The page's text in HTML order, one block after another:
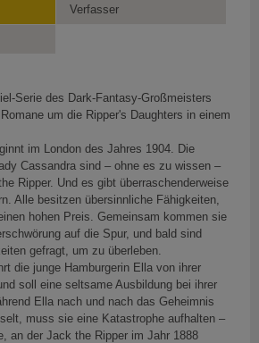
Verfasser
Serie des Dark-Fantasy-Großmeisters
um die Ripper's Daughters in einem
im London des Jahres 1904. Die
Cassandra sind – ohne es zu wissen –
Ripper. Und es gibt überraschenderweise
Alle besitzen übersinnliche Fähigkeiten,
hohen Preis. Gemeinsam kommen sie
auf die Spur, und bald sind
gefragt, um zu überleben.
die junge Hamburgerin Ella von ihrer
soll eine seltsame Ausbildung bei ihrer
Ella nach und nach das Geheimnis
muss sie eine Katastrophe aufhalten –
an der Jack the Ripper im Jahr 1888